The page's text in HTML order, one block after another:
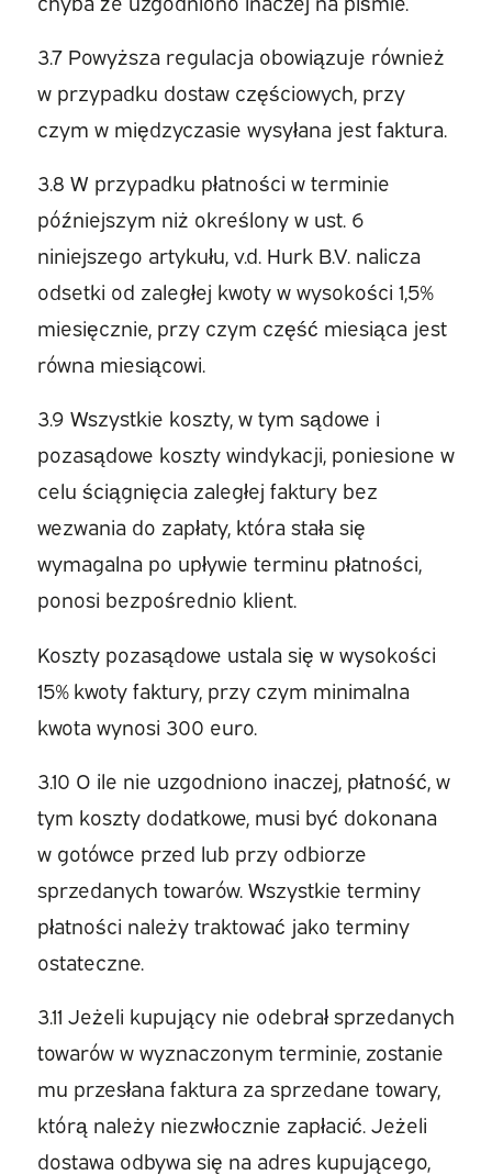
3.7 Powyższa regulacja obowiązuje również
w przypadku dostaw częściowych, przy
czym w międzyczasie wysyłana jest faktura.
3.8 W przypadku płatności w terminie
późniejszym niż określony w ust. 6
niniejszego artykułu, v.d. Hurk B.V. nalicza
odsetki od zaległej kwoty w wysokości 1,5%
miesięcznie, przy czym część miesiąca jest
równa miesiącowi.
3.9 Wszystkie koszty, w tym sądowe i
pozasądowe koszty windykacji, poniesione w
celu ściągnięcia zaległej faktury bez
wezwania do zapłaty, która stała się
wymagalna po upływie terminu płatności,
ponosi bezpośrednio klient.
Koszty pozasądowe ustala się w wysokości
15% kwoty faktury, przy czym minimalna
kwota wynosi 300 euro.
3.10 O ile nie uzgodniono inaczej, płatność, w
tym koszty dodatkowe, musi być dokonana
w gotówce przed lub przy odbiorze
sprzedanych towarów. Wszystkie terminy
płatności należy traktować jako terminy
ostateczne.
3.11 Jeżeli kupujący nie odebrał sprzedanych
towarów w wyznaczonym terminie, zostanie
mu przesłana faktura za sprzedane towary,
którą należy niezwłocznie zapłacić. Jeżeli
dostawa odbywa się na adres kupującego,